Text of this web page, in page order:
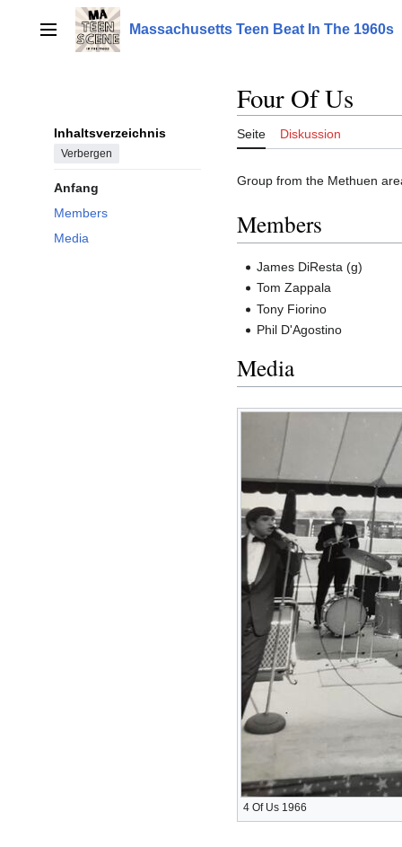
springenHauptmenü Massachusetts Teen Beat In The 1960s
Inhaltsverzeichnis
Verbergen
Anfang
Members
Media
Four Of Us
Seite Diskussion
Group from the Methuen
Members
James DiResta (g)
Tom Zappala
Tony Fiorino
Phil D'Agostino
Media
4 Of Us 1966